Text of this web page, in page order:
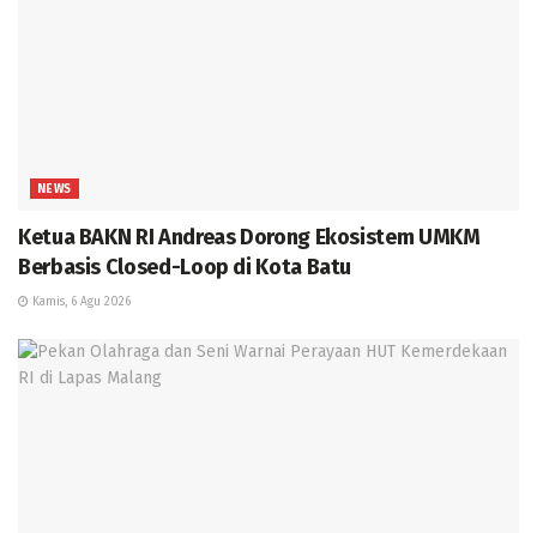
NEWS
Ketua BAKN RI Andreas Dorong Ekosistem UMKM
Berbasis Closed-Loop di Kota Batu
Kamis, 6 Agu 2026